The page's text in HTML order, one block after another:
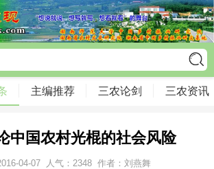
主编推荐 三农论剑 三农资讯
中国农村光棍的社会风险
04-07 人气： 2348 作者：刘燕舞